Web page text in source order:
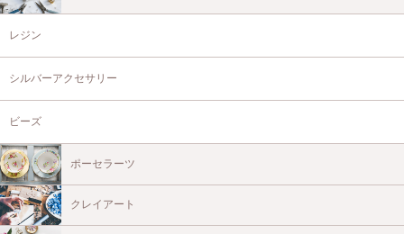
レジン
シルバーアクセサリー
ビーズ
ポーセラーツ
クレイアート